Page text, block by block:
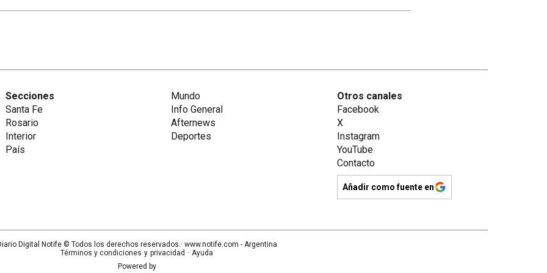
Secciones
Santa Fe
Rosario
Interior
País
Mundo
Info General
Afternews
Deportes
Otros canales
Facebook
X
Instagram
YouTube
Contacto
Añadir como fuente en
Digital Notife© Todos los derechos reservados.· www.notife.com - Argentina
Términos y condiciones y privacidad · Ayuda
Powered by